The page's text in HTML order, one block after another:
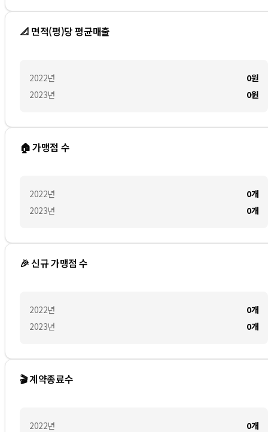
📐 면적(평)당 평균매출
2022년
2023년
0원
0원
🏠 가맹점 수
2022년
2023년
0개
0개
🎉 신규 가맹점 수
2022년
2023년
0개
0개
🎬 계약종료수
2022년
0개